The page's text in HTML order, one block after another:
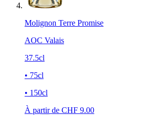
Molignon Terre Promise
AOC Valais
37.5cl
• 75cl
• 150cl
À partir de CHF 9.00